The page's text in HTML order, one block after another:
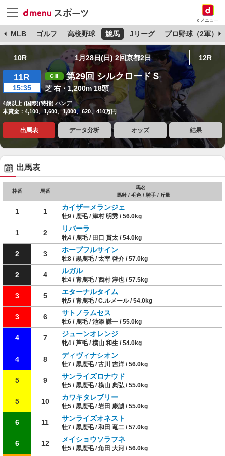
dメニュー
MLB ゴルフ 高校野球 競馬 Jリーグ プロ野球（2軍）
10R 1月28日(日) 2回京都2日 12R
11R
15:35
第29回 シルクロードＳ
芝 右・1,200m 18頭
4歳以上 (国際)(特指) ハンデ
本賞金：4,100、1,600、1,000、620、410万円
出馬表 データ分析 オッズ 結果
出馬表
枠番 馬番
馬名
馬齢 / 毛色 / 騎手 / 斤量
1 1 カイザーメランジェ
牡9 / 鹿毛 / 津村 明秀 / 56.0kg
1 2 リバーラ
牝4 / 鹿毛 / 田口 貫太 / 54.0kg
2 3 ホープフルサイン
牡8 / 黒鹿毛 / 太宰 啓介 / 57.0kg
2 4 ルガル
牡4 / 青鹿毛 / 西村 淳也 / 57.5kg
3 5 エターナルタイム
牝5 / 青鹿毛 / C.ルメール / 54.0kg
3 6 サトノラムセス
牡6 / 鹿毛 / 池添 謙一 / 55.0kg
4 7 ジューンオレンジ
牝4 / 芦毛 / 横山 和生 / 54.0kg
4 8 ディヴィナシオン
牡7 / 黒鹿毛 / 古川 吉洋 / 56.0kg
5 9 サンライズロナウド
牡5 / 黒鹿毛 / 横山 典弘 / 55.0kg
5 10 カワキタレブリー
牡5 / 黒鹿毛 / 岩田 康誠 / 55.0kg
6 11 サンライズオネスト
牡7 / 黒鹿毛 / 和田 竜二 / 57.0kg
6 12 メイショウソラフネ
牡5 / 黒鹿毛 / 角田 大河 / 56.0kg